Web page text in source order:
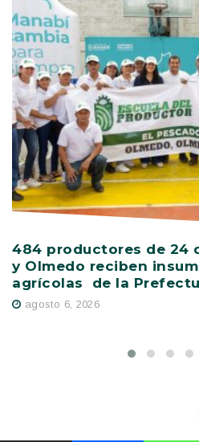
484 productores de 24
y Olmedo reciben
agrícolas de la
agosto 6, 2026